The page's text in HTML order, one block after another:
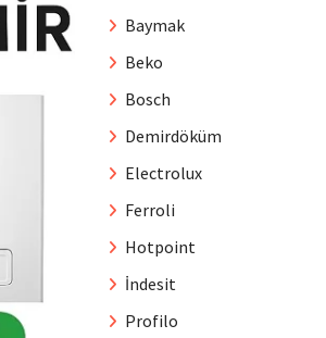
Baymak
Beko
Bosch
Demirdöküm
Electrolux
Ferroli
Hotpoint
İndesit
Profilo